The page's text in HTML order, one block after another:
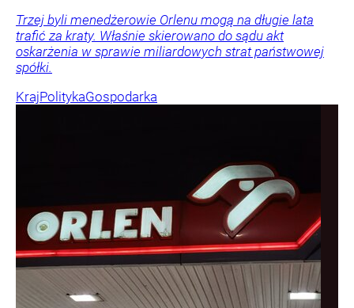
Trzej byli menedżerowie Orlenu mogą na długie lata
trafić za kraty. Właśnie skierowano do sądu akt
oskarżenia w sprawie miliardowych strat państwowej
spółki.
KrajPolitykaGospodarka